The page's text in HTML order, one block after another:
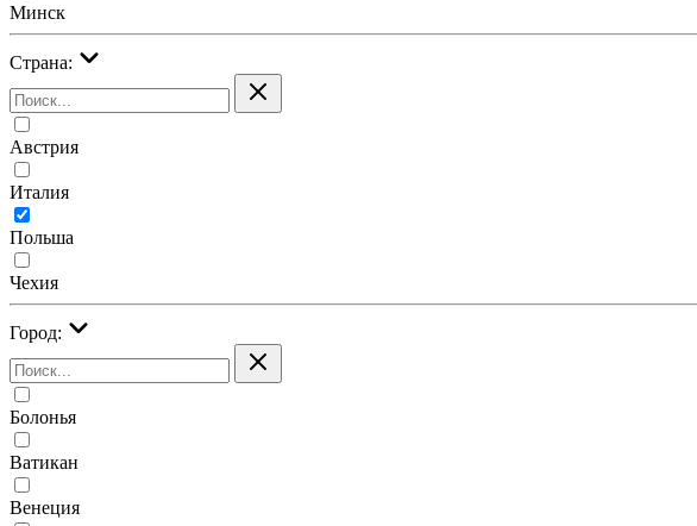
Минск
Страна:
Австрия
Италия
Польша
Чехия
Город:
Болонья
Ватикан
Венеция